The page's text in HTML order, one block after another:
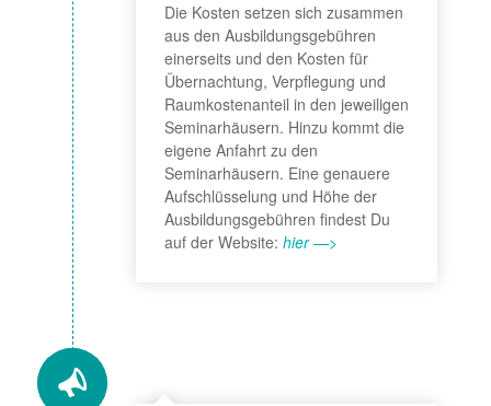
Die Kosten setzen sich zusammen
aus den Ausbildungsgebühren
einerseits und den Kosten für
Übernachtung, Verpflegung und
Raumkostenanteil in den jeweiligen
Seminarhäusern. Hinzu kommt die
eigene Anfahrt zu den
Seminarhäusern. Eine genauere
Aufschlüsselung und Höhe der
Ausbildungsgebühren findest Du
auf der Website: hier —>